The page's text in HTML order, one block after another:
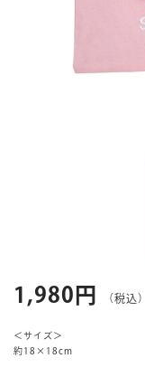
1,980円 （税込）
＜サイズ＞
約18×18cm